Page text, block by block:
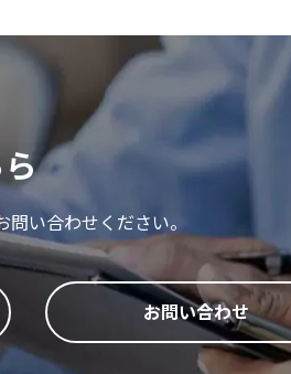
い合わせください。
お問い合わせ